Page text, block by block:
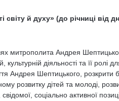
світу й духу» (до річниці від
митрополита Андрея
діяльності та її ролі
Андрея Шептицького, розкрити
розвитку дітей та молоді,
соціально активної